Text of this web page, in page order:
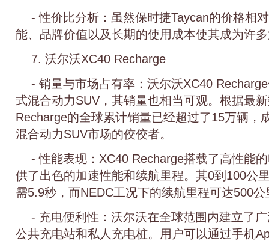
- 性价比分析：虽然保时捷Taycan的价格相
能、品牌价值以及长期的使用成本使其成为许
7. 沃尔沃XC40 Recharge
- 销量与市场占有率：沃尔沃XC40
式混合动力SUV，其销量也相当可观。根据最
Recharge的全球累计销量已经超过了15万辆，
混合动力SUV市场的佼佼者。
- 性能表现：XC40 Recharge搭载了高性能
供了出色的加速性能和续航里程。其0到100公
需5.9秒，而NEDC工况下的续航里程可达500公
- 充电便利性：沃尔沃在全球范围内建立了
公共充电站和私人充电桩。用户可以通过手机